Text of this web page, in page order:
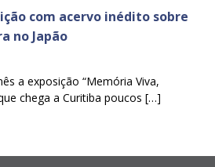
com acervo inédito sobre
no Japão
a exposição “Memória Viva,
chega a Curitiba poucos […]